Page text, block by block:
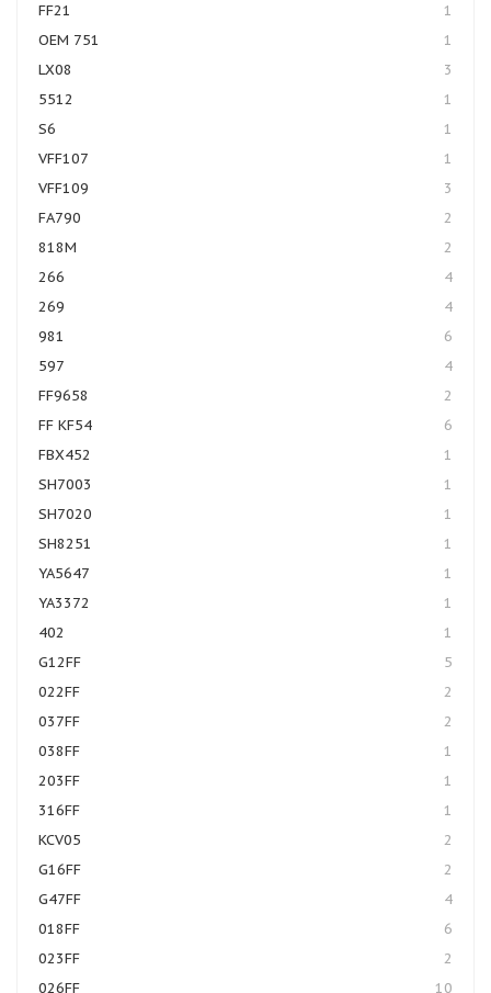
FF21
1
OEM 751
1
LX08
3
5512
1
S6
1
VFF107
1
VFF109
3
FA790
2
818M
2
266
4
269
4
981
6
597
4
FF9658
2
FF KF54
6
FBX452
1
SH7003
1
SH7020
1
SH8251
1
YA5647
1
YA3372
1
402
1
G12FF
5
022FF
2
037FF
2
038FF
1
203FF
1
316FF
1
KCV05
2
G16FF
2
G47FF
4
018FF
6
023FF
2
026FF
10